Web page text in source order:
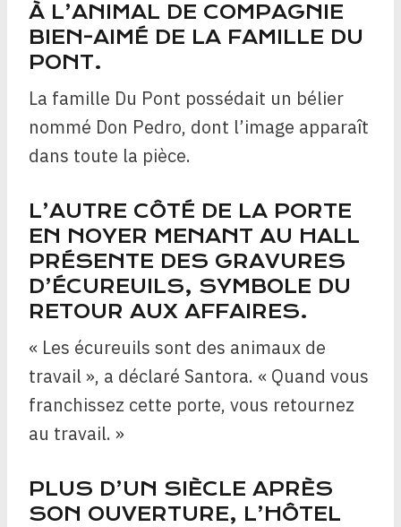
À L’ANIMAL DE COMPAGNIE
BIEN-AIMÉ DE LA FAMILLE DU
PONT.
La famille Du Pont possédait un bélier
nommé Don Pedro, dont l’image apparaît
dans toute la pièce.
L’AUTRE CÔTÉ DE LA PORTE
EN NOYER MENANT AU HALL
PRÉSENTE DES GRAVURES
D’ÉCUREUILS, SYMBOLE DU
RETOUR AUX AFFAIRES.
« Les écureuils sont des animaux de
travail », a déclaré Santora. « Quand vous
franchissez cette porte, vous retournez
au travail. »
PLUS D’UN SIÈCLE APRÈS
SON OUVERTURE, L’HÔTEL